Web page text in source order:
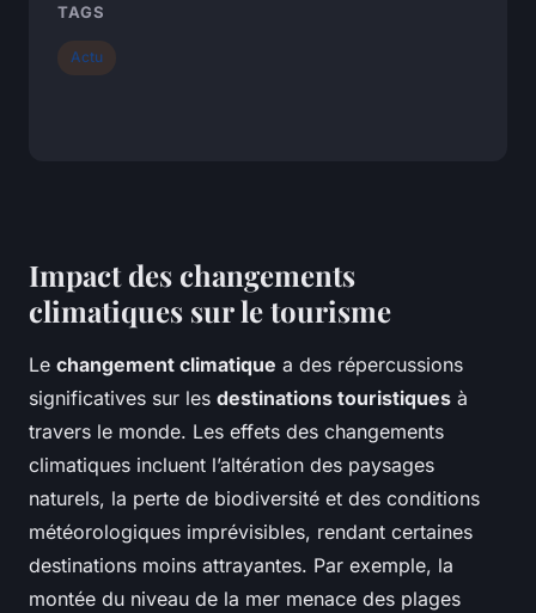
Impact des changements
climatiques sur le tourisme
Le changement climatique a des répercussions
significatives sur les destinations touristiques à
travers le monde. Les effets des changements
climatiques incluent l’altération des paysages
naturels, la perte de biodiversité et des conditions
météorologiques imprévisibles, rendant certaines
destinations moins attrayantes. Par exemple, la
montée du niveau de la mer menace des plages
TAGS
Actu